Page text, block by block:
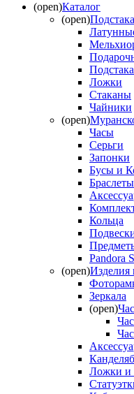
(open)Каталог
(open)
Ложки
Стаканы
Чайники
(open)
Часы
Серьги
Запонки
Бусы и
Браслеты
Кольца
Pandora
(open)Изделия
Зеркала
(open)
Ложки и